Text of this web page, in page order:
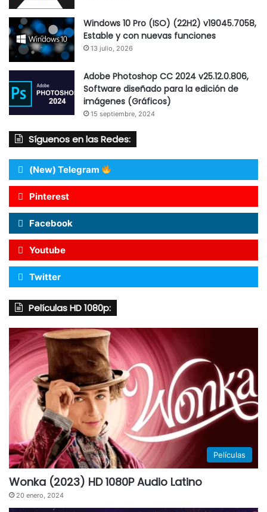
Windows 10 Pro (ISO) (22H2) v19045.7058,
Estable y con nuevas funciones
13 julio, 2026
Adobe Photoshop CC 2024 v25.12.0.806,
Software diseñado para la edición de
imágenes (Gráficos)
15 septiembre, 2024
Síguenos en las Redes:
(New) Telegram
Pinterest
Facebook
Youtube
Twitter
Películas HD 1080p:
Películas
Wonka (2023) HD 1080P Audio Latino
20 enero, 2024